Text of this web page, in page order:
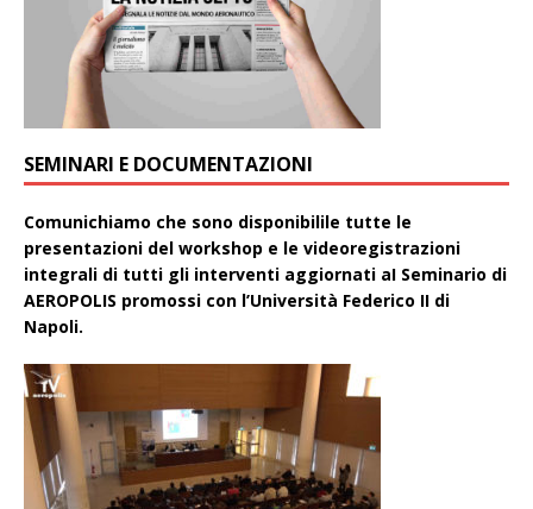
SEMINARI E DOCUMENTAZIONI
Comunichiamo che sono disponibilile tutte le
presentazioni del workshop e le videoregistrazioni
integrali di tutti gli interventi aggiornati aI Seminario di
AEROPOLIS promossi con l’Università Federico II di
Napoli.